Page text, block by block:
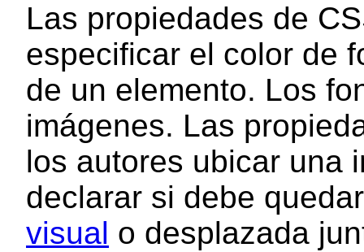
Las propiedades de
especificar el color de
de un elemento. Los
imágenes. Las
los autores ubicar una
declarar si debe
visual o desplazada